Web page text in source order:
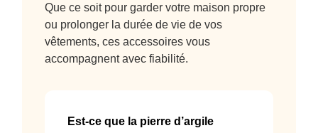
Que ce soit pour garder votre maison propre
ou prolonger la durée de vie de vos
vêtements, ces accessoires vous
accompagnent avec fiabilité.
Est-ce que la pierre d’argile